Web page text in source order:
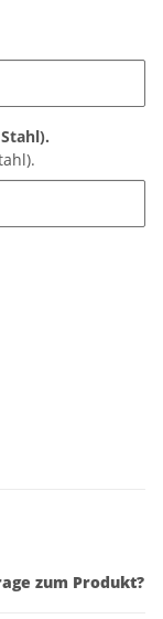
zum Produkt?